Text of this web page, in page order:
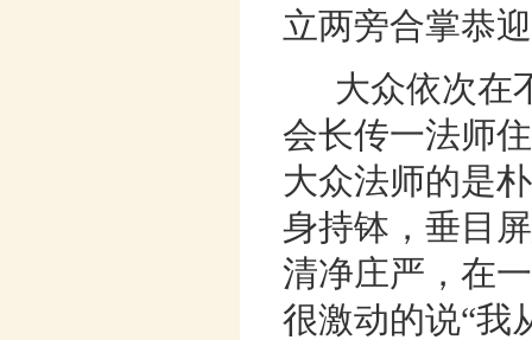
立两旁合掌恭
大众依次在
会长传一法师
大众法师的是
身持钵，垂目
清净庄严，在
很激动的说“我